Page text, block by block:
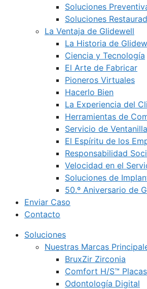
Soluciones
Soluciones
La Ventaja de Glidewell
La Historia de
Ciencia y Tecnología
El Arte de Fabricar
Pioneros Virtuales
Hacerlo Bien
La Experiencia del
Herramientas de
Servicio de
El Espíritu de los
Responsabilidad
Velocidad en el
Soluciones de
50.º Aniversario de
Enviar Caso
Contacto
Soluciones
Nuestras Marcas
BruxZir Zirconia
Comfort H/S™
Odontología Digital